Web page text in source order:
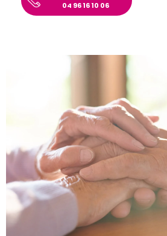
04 96 16 10 06